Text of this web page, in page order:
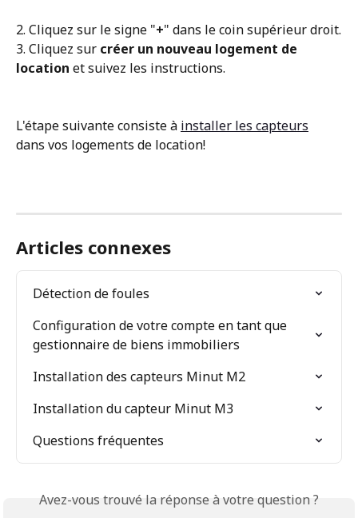
2. Cliquez sur le signe "+" dans le coin supérieur droit.
3. Cliquez sur créer un nouveau logement de
location et suivez les instructions.
L'étape suivante consiste à installer les capteurs
dans vos logements de location!
Articles connexes
Détection de foules
Configuration de votre compte en tant que
gestionnaire de biens immobiliers
Installation des capteurs Minut M2
Installation du capteur Minut M3
Questions fréquentes
Avez-vous trouvé la réponse à votre question ?